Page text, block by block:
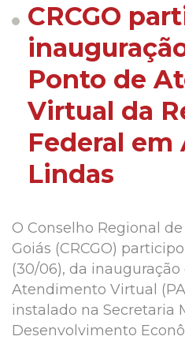
CRCGO
Ponto de
Virtual da
Federal em
Lindas
O Conselho Regional
Goiás (CRCGO)
(30/06), da inauguração
Atendimento Virtual
instalado na Secretaria
Desenvolvimento